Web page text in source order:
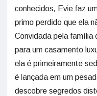
conhecidos, Evie faz
primo perdido que ela
Convidada pela família
para um casamento
ela é primeiramente
é lançada em um
descobre segredos